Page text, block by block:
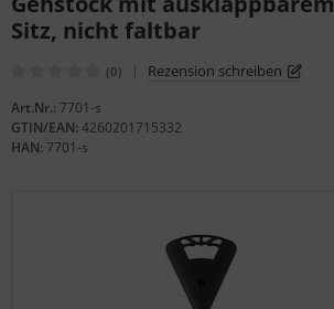
Sitz, nicht faltbar
(0) | Rezension schreiben
Art.Nr.: 7701-s
GTIN/EAN: 4260201715332
HAN: 7701-s